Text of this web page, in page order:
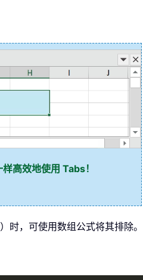
高效地使用 Tabs！
，可使用数组公式将其排除